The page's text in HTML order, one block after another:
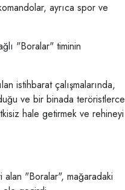
ayrıca spor ve
"Boralar" timinin
istihbarat çalışmalarında,
ve bir binada teröristlerce
hale getirmek ve rehineyi
"Boralar", mağaradaki